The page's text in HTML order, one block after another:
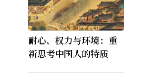
耐心、权力与环境：重
新思考中国人的特质